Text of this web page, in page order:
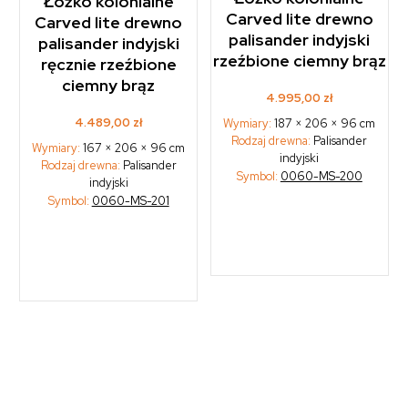
Carved lite drewno
palisander indyjski
ręcznie rzeźbione
ciemny brąz
4.489,00 zł
Wymiary:167 × 206 × 96 cm
Rodzaj drewna: Palisander
indyjski
Symbol: 0060-MS-201
Carved lite drewno
palisander indyjski
rzeźbione ciemny brąz
4.995,00 zł
Wymiary:187 × 206 × 96 cm
Rodzaj drewna: Palisander
indyjski
Symbol: 0060-MS-200